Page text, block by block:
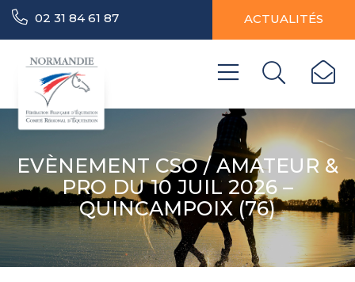
02 31 84 61 87 ACTUALITÉS
EVÈNEMENT CSO / AMATEUR &
PRO DU 10 JUIL 2026 –
QUINCAMPOIX (76)